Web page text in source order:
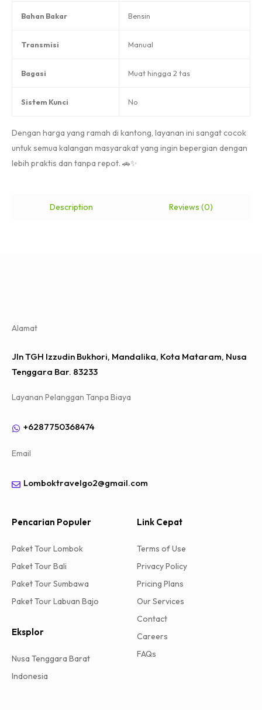
Bahan Bakar Bensin
Transmisi Manual
Bagasi Muat hingga 2 tas
Sistem Kunci No
Dengan harga yang ramah di kantong, layanan ini sangat cocok
untuk semua kalangan masyarakat yang ingin bepergian dengan
lebih praktis dan tanpa repot. 🚗✨
Description Reviews (0)
Alamat
Jln TGH Izzudin Bukhori, Mandalika, Kota Mataram, Nusa
Tenggara Bar. 83233
Layanan Pelanggan Tanpa Biaya
+6287750368474
Email
Lomboktravelgo2@gmail.com
Pencarian Populer
Paket Tour Lombok
Paket Tour Bali
Paket Tour Sumbawa
Paket Tour Labuan Bajo
Eksplor
Nusa Tenggara Barat
Indonesia
Link Cepat
Terms of Use
Privacy Policy
Pricing Plans
Our Services
Contact
Careers
FAQs